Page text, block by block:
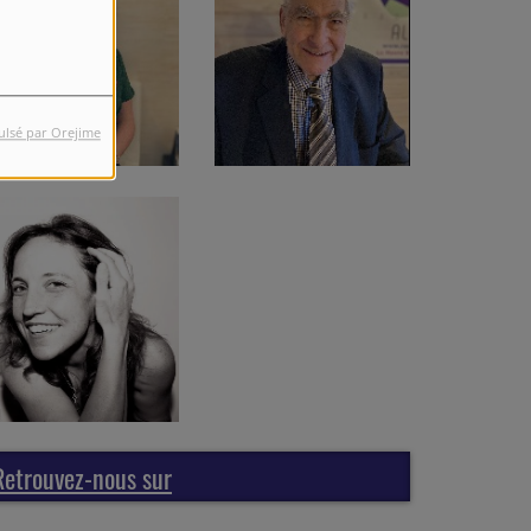
par Orejime
nous sur